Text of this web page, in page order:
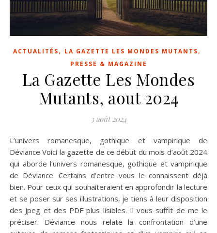
ACTUALITÉS, LA GAZETTE LES MONDES MUTANTS,
PRESSE & MAGAZINE
La Gazette Les Mondes
Mutants, aout 2024
3 août 2024
L’univers romanesque, gothique et vampirique de
Déviance Voici la gazette de ce début du mois d’août 2024
qui aborde l’univers romanesque, gothique et vampirique
de Déviance. Certains d’entre vous le connaissent déjà
bien. Pour ceux qui souhaiteraient en approfondir la lecture
et se poser sur ses illustrations, je tiens à leur disposition
des Jpeg et des PDF plus lisibles. Il vous suffit de me le
préciser. Déviance nous relate la confrontation d’une